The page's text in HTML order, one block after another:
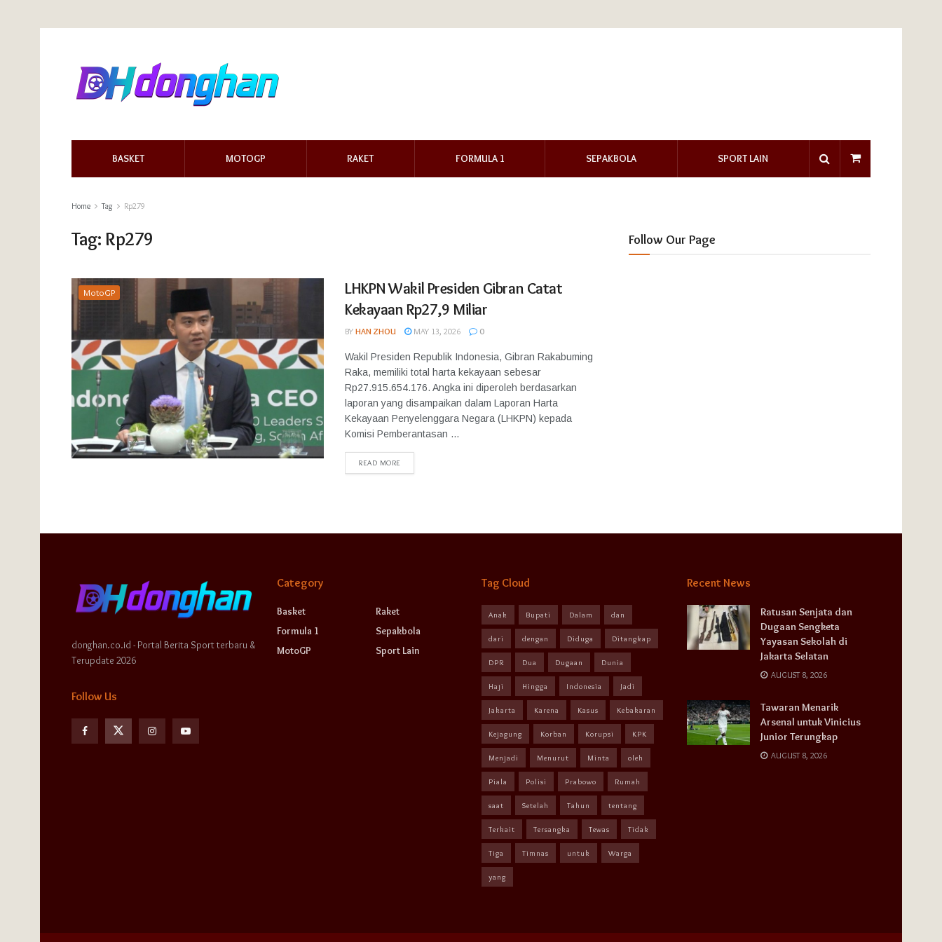
BASKET MOTOGP RAKET FORMULA 1 SEPAKBOLA SPORT LAIN
Home Tag Rp279
Tag: Rp279
MotoGP
LHKPN Wakil Presiden Gibran Catat
Kekayaan Rp27,9 Miliar
BY HAN ZHOU MAY 13, 2026 0
Wakil Presiden Republik Indonesia, Gibran Rakabuming
Raka, memiliki total harta kekayaan sebesar
Rp27.915.654.176. Angka ini diperoleh berdasarkan
laporan yang disampaikan dalam Laporan Harta
Kekayaan Penyelenggara Negara (LHKPN) kepada
Komisi Pemberantasan ...
READ MORE
Follow Our Page
donghan.co.id - Portal Berita Sport terbaru &
Terupdate 2026
Follow Us
Category
Basket
Formula 1
MotoGP
Raket
Sepakbola
Sport Lain
Tag Cloud
Anak Bupati Dalam dan
dari dengan Diduga Ditangkap
DPR Dua Dugaan Dunia
Haji Hingga Indonesia Jadi
Jakarta Karena Kasus Kebakaran
Kejagung Korban Korupsi KPK
Menjadi Menurut Minta oleh
Piala Polisi Prabowo Rumah
saat Setelah Tahun tentang
Terkait Tersangka Tewas Tidak
Tiga Timnas untuk Warga
yang
Recent News
Ratusan Senjata dan
Dugaan Sengketa
Yayasan Sekolah di
Jakarta Selatan
AUGUST 8, 2026
Tawaran Menarik
Arsenal untuk Vinicius
Junior Terungkap
AUGUST 8, 2026